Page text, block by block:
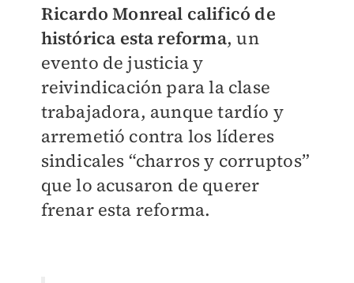
Ricardo Monreal calificó de
histórica esta reforma, un
evento de justicia y
reivindicación para la clase
trabajadora, aunque tardío y
arremetió contra los líderes
sindicales “charros y corruptos”
que lo acusaron de querer
frenar esta reforma.